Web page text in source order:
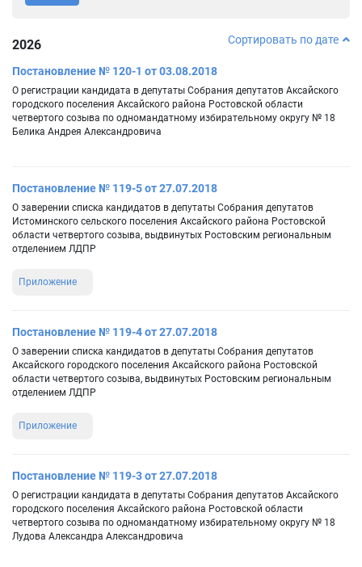
2026 Сортировать по дате
Постановление № 120-1 от 03.08.2018
О регистрации кандидата в депутаты Собрания депутатов Аксайского
городского поселения Аксайского района Ростовской области
четвертого созыва по одномандатному избирательному округу № 18
Белика Андрея Александровича
Постановление № 119-5 от 27.07.2018
О заверении списка кандидатов в депутаты Собрания депутатов
Истоминского сельского поселения Аксайского района Ростовской
области четвертого созыва, выдвинутых Ростовским региональным
отделением ЛДПР
Приложение
Постановление № 119-4 от 27.07.2018
О заверении списка кандидатов в депутаты Собрания депутатов
Аксайского городского поселения Аксайского района Ростовской
области четвертого созыва, выдвинутых Ростовским региональным
отделением ЛДПР
Приложение
Постановление № 119-3 от 27.07.2018
О регистрации кандидата в депутаты Собрания депутатов Аксайского
городского поселения Аксайского района Ростовской области
четвертого созыва по одномандатному избирательному округу № 18
Лудова Александра Александровича